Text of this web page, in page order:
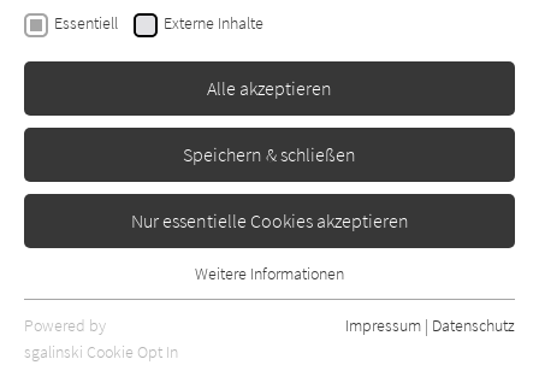
Katharina Schendel
Mord im Museum - Miss Molly
Spencer ermittelt 1
Ullstein
Essentiell Externe Inhalte
Alle akzeptieren
Speichern & schließen
Nur essentielle Cookies akzeptieren
Essentielle Cookies werden für grundlegende Funktionen der
Webseite benötigt. Dadurch ist gewährleistet, dass die Webseite
Weitere Informationen
Powered by
sgalinski Cookie Opt In
Impressum | Datenschutz